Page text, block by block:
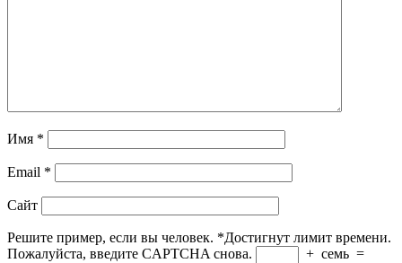
Имя *
Email *
Сайт
Решите пример, если вы человек. *Достигнут лимит времени.
Пожалуйста, введите CAPTCHA снова.
+ семь =